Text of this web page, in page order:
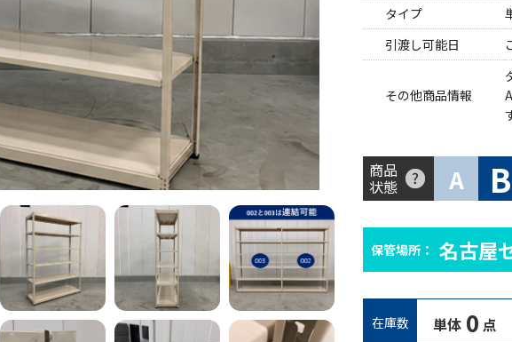
タイプ
引渡し可能日
その他商品情報
商品
状態 A B
保管場所： 名古屋
在庫数 単体 0 点